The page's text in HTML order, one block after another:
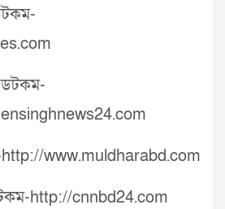
http://www.muldharabd.com
http://cnnbd24.com